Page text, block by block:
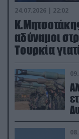
24.07.2026 | 22:02
αδύναμοι
Τουρκία
(βίντεο)